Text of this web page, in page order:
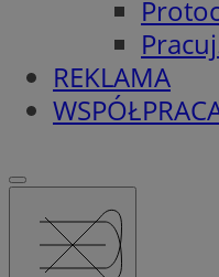
REKLAMA